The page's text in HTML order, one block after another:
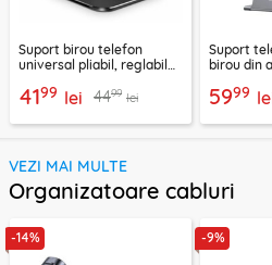
Suport birou telefon
universal pliabil, reglabil
negru
4199 lei 4499 lei
Suport
birou din
5999
VEZI MAI MULTE
Organizatoare cabluri
-14% -9%